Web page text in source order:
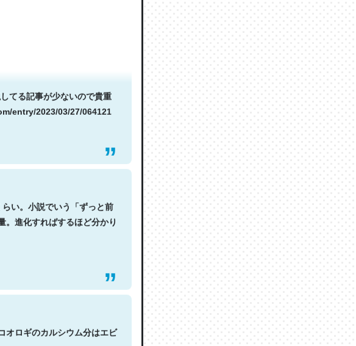
てる記事が少ないので貴重
entry/2023/03/27/064121
い。小説でいう「ずっと前
進化すればするほど分かり
ロギのカルシウム分はエビ